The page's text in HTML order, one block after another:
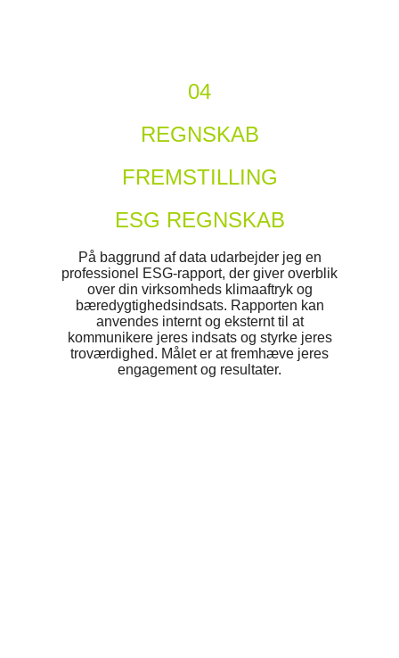
04
REGNSKAB
FREMSTILLING
ESG REGNSKAB
På baggrund af data udarbejder jeg en
professionel ESG-rapport, der giver overblik
over din virksomheds klimaaftryk og
bæredygtighedsindsats. Rapporten kan
anvendes internt og eksternt til at
kommunikere jeres indsats og styrke jeres
troværdighed. Målet er at fremhæve jeres
engagement og resultater.